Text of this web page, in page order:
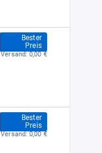
Bester
Preis
249,00 €
Versand:0,00 €
Bester
Preis
249,00 €
Versand:0,00 €